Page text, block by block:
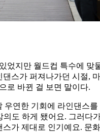
지만 월드컵 특수에 맞
스가 퍼져나가던 시절,
로 바뀐 걸 보면 말이다.
연한 기회에 라인댄스
도 하게 됐어요. 그러다
가 제대로 인기예요. 문